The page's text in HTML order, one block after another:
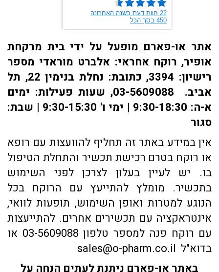
אתר או-פארם מופעל על ידי בית מרקחת
אופיר, רוקח אחראי: אלברט מוראדי מספר
רישיון: 3394, כתובת: ​נחלת בנימין 22, תל
אביב. 03-5609088, שעות פעילות: ימים
א-ה: 9:30-18:30 | ימי ו' 9:30-15:30 | שבת:
סגור
אין במידע באתר זה תחליף להוועצות עם רופא
או רוקח בטרם רכישת תכשיר והתחלת הטיפול
בו. יש לעיין בעלון לצרכן לפני השימוש
בתכשיר. מומלץ להתייעץ עם הרוקח בכל
הנוגע למטרות ואופן השימוש, תופעות לוואי,
אינטראקציה עם תכשירים אחרים. להתייעצות
עם רוקח פנה למספר טלפון 03-5609088 או
בדוא"ל sales@o-pharm.co.il
באתר או-פארם ניתנת לעתים הנחה על